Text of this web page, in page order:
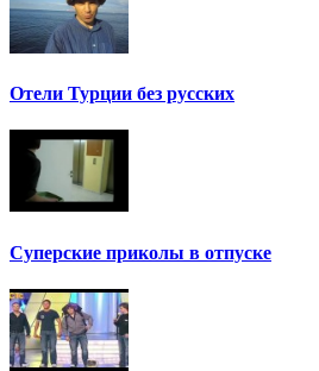
Отели Турции без русских
Суперские приколы в отпуске